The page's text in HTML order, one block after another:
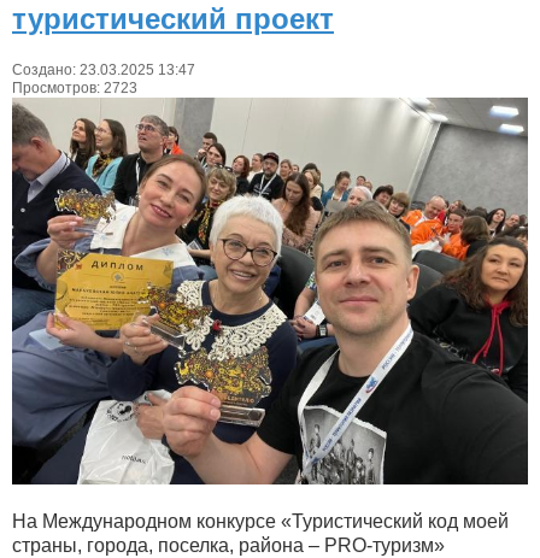
туристический проект
Создано: 23.03.2025 13:47
Просмотров: 2723
На Международном конкурсе «Туристический код моей
страны, города, поселка, района – PRO-туризм»